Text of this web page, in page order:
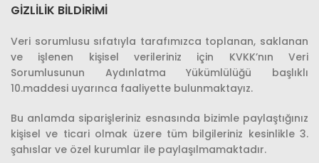
GIZLILIK BILDIRIMI
Veri sorumlusu sıfatıyla tarafımızca toplanan, saklanan
ve işlenen kişisel verileriniz için KVKK’nın Veri
Sorumlusunun Aydınlatma Yükümlülüğü başlıklı
10.maddesi uyarınca faaliyette bulunmaktayız.
Bu anlamda siparişleriniz esnasında bizimle paylaştığınız
kişisel ve ticari olmak üzere tüm bilgileriniz kesinlikle 3.
şahıslar ve özel kurumlar ile paylaşılmamaktadır.